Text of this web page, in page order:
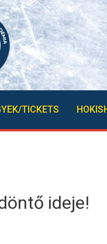
TICKETS
ideje!